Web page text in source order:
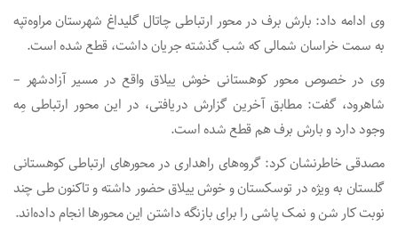
وی ادامه داد: بارش برف در محور ارتباطی چاتال گلیداغ شهرستان مراوه‌تپه
به سمت خراسان شمالی که شب گذشته جریان داشت، قطع شده است.
وی در خصوص محور کوهستانی خوش ییلاق واقع در مسیر آزادشهر –
شاهرود، گفت: مطابق آخرین گزارش دریافتی، در این محور ارتباطی مِه
وجود دارد و بارش برف هم قطع شده است.
مصدقی خاطرنشان کرد: گروه‌های راهداری در محورهای ارتباطی کوهستانی
گلستان به ویژه در توسکستان و خوش ییلاق حضور داشته و تاکنون طی چند
نوبت کار شن و نمک پاشی را برای بازنگه داشتن این محورها انجام داده‌اند.